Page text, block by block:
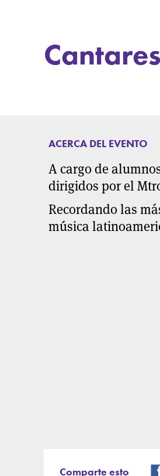
ACERCA DEL EVENTO
A cargo de
dirigidos por el
Recordando las
música
Comparte esto